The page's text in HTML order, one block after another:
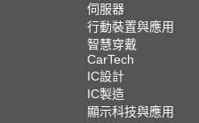
伺服器
行動裝置與應用
智慧穿戴
CarTech
IC設計
IC製造
顯示科技與應用